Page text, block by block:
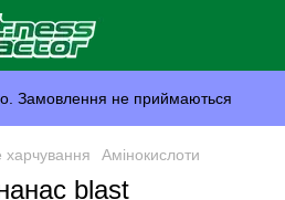
Замовлення не приймаються
харчування Амінокислоти
blast